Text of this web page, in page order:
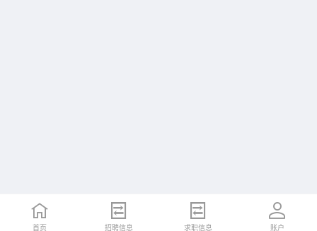
首页 招聘信息 求职信息 账户